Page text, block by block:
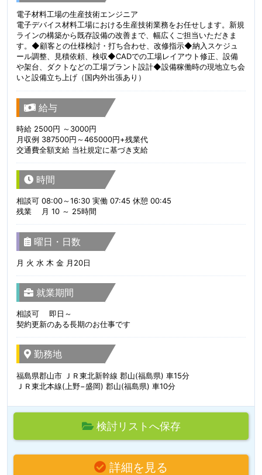
電子材料工場の生産技術エンジニア
電子デバイス材料工場における生産技術業務をお任せします。新規
ラインの構築から既存設備の改善まで、幅広くご担当いただきま
す。◆顧客との仕様検討・打ち合わせ、改修指示◆納入スケジュ
ール調整、見積依頼、検収◆CADでの工場レイアウト修正、設備
や架台、ダクトなどの工場プラント設計◆設備稼働時の現地立ち会
いと設備立ち上げ（国内外出張あり）
給与
時給 2500円 ～3000円
月収例 387500円～465000円+残業代
交通費全額支給 当社規定に基づき支給
時間
相談可 08:00～16:30 実働 07:45 休憩 00:45
残業 月 10 ～ 25時間
曜日・日数
月 火 水 木 金 月20日
就業期間
相談可 即日～
契約更新のある長期のお仕事です
勤務地
福島県郡山市 ＪＲ東北新幹線 郡山(福島県) 車15分
ＪＲ東北本線(上野−盛岡) 郡山(福島県) 車10分
検討リストへ保存
詳細を見る